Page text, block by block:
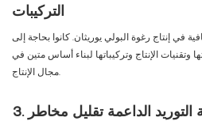
التركيبات
في إنتاج رغوة البولي يوريثان. كانوا بحاجة إلى
الإنتاج وتركيباتها لبناء أساس متين في
مجال الإنتاج.
3. ما إذا كان بإمكان سلسلة التوريد الداعمة تقليل مخاطر